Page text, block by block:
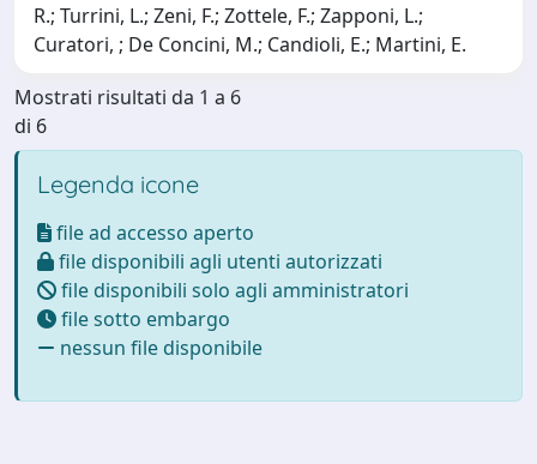
R.; Turrini, L.; Zeni, F.; Zottele, F.; Zapponi, L.;
Curatori, ; De Concini, M.; Candioli, E.; Martini, E.
Mostrati risultati da 1 a 6
di 6
Legenda icone
file ad accesso aperto
file disponibili agli utenti autorizzati
file disponibili solo agli amministratori
file sotto embargo
nessun file disponibile